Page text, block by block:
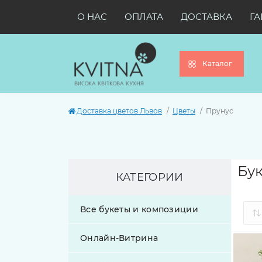
О НАС ОПЛАТА ДОСТАВКА
Каталог
Доставка цветов Львов Цветы Прунус
КАТЕГОРИИ
Все букеты и композиции
Онлайн-Витрина